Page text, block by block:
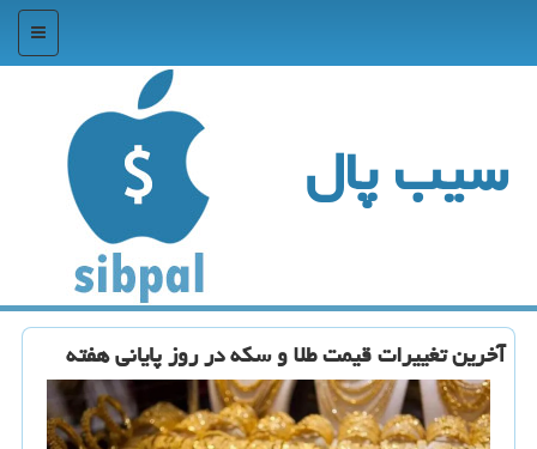
منو
سیب پال
آخرین تغییرات قیمت طلا و سکه در روز پایانی هفته